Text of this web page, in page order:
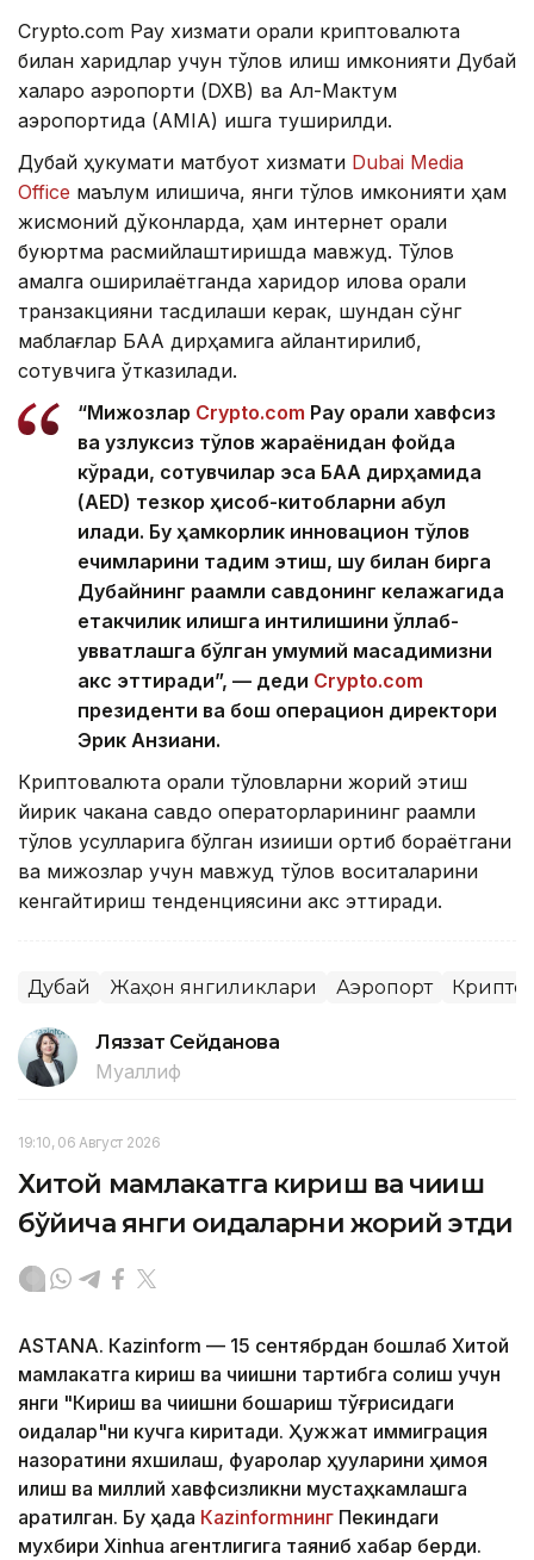
Crypto.com Pay хизмати орқали криптовалюта
билан харидлар учун тўлов қилиш имконияти Дубай
халқаро аэропорти (DXB) ва Ал-Мактум
аэропортида (AMIA) ишга туширилди.
Дубай ҳукумати матбуот хизмати Dubai Media
Office маълум қилишича, янги тўлов имконияти ҳам
жисмоний дўконларда, ҳам интернет орқали
буюртма расмийлаштиришда мавжуд. Тўлов
амалга оширилаётганда харидор илова орқали
транзакцияни тасдиқлаши керак, шундан сўнг
маблағлар БАА дирҳамига айлантирилиб,
сотувчига ўтказилади.
“Мижозлар Crypto.com Pay орқали хавфсиз
ва узлуксиз тўлов жараёнидан фойда
кўради, сотувчилар эса БАА дирҳамида
(AED) тезкор ҳисоб-китобларни қабул
қилади. Бу ҳамкорлик инновацион тўлов
ечимларини тақдим этиш, шу билан бирга
Дубайнинг рақамли савдонинг келажагида
етакчилик қилишга интилишини қўллаб-
қувватлашга бўлган умумий мақсадимизни
акс эттиради”, — деди Crypto.com
президенти ва бош операцион директори
Эрик Анзиани.
Криптовалюта орқали тўловларни жорий этиш
йирик чакана савдо операторларининг рақамли
тўлов усулларига бўлган қизиқиши ортиб бораётгани
ва мижозлар учун мавжуд тўлов воситаларини
кенгайтириш тенденциясини акс эттиради.
Дубай Жаҳон янгиликлари Аэропорт
Ляззат Сейданова
Муаллиф
19:10, 06 Август 2026
Хитой мамлакатга кириш ва чиқиш
бўйича янги қоидаларни жорий этди
ASTANА. Кazinform — 15 сентябрдан бошлаб Хитой
мамлакатга кириш ва чиқишни тартибга солиш учун
янги "Кириш ва чиқишни бошқариш тўғрисидаги
қоидалар"ни кучга киритади. Ҳужжат иммиграция
назоратини яхшилаш, фуқаролар ҳуқуқларини ҳимоя
қилиш ва миллий хавфсизликни мустаҳкамлашга
қаратилган. Бу ҳақда Кazinformнинг Пекиндаги
мухбири Xinhua агентлигига таяниб хабар берди.